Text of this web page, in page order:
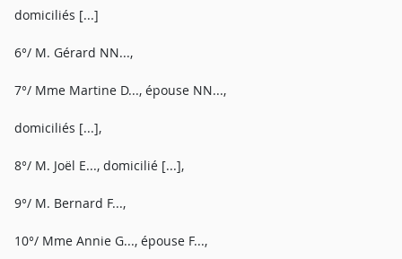
domiciliés [...]
6°/ M. Gérard NN...,
7°/ Mme Martine D..., épouse NN...,
domiciliés [...],
8°/ M. Joël E..., domicilié [...],
9°/ M. Bernard F...,
10°/ Mme Annie G..., épouse F...,